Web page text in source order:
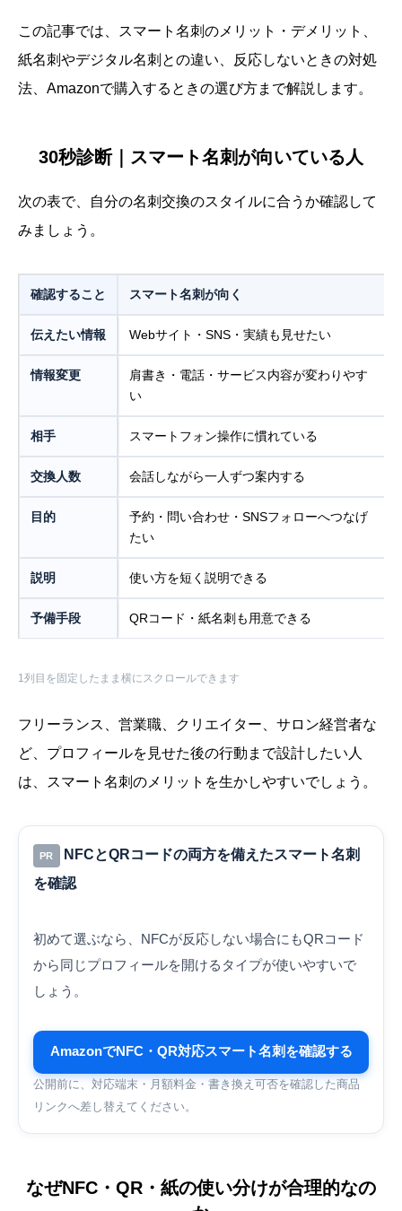
この記事では、スマート名刺のメリット・デメリット、
紙名刺やデジタル名刺との違い、反応しないときの対処
法、Amazonで購入するときの選び方まで解説します。
30秒診断｜スマート名刺が向いている人
次の表で、自分の名刺交換のスタイルに合うか確認して
みましょう。
確認すること スマート名刺が向く
伝えたい情報 Webサイト・SNS・実績も見せたい
情報変更
肩書き・電話・サービス内容が変わりやす
い
相手 スマートフォン操作に慣れている
交換人数 会話しながら一人ずつ案内する
目的
予約・問い合わせ・SNSフォローへつなげ
たい
説明 使い方を短く説明できる
予備手段 QRコード・紙名刺も用意できる
1列目を固定したまま横にスクロールできます
フリーランス、営業職、クリエイター、サロン経営者な
ど、プロフィールを見せた後の行動まで設計したい人
は、スマート名刺のメリットを生かしやすいでしょう。
PR
NFCとQRコードの両方を備えたスマート名刺
を確認
初めて選ぶなら、NFCが反応しない場合にもQRコード
から同じプロフィールを開けるタイプが使いやすいで
しょう。
AmazonでNFC・QR対応スマート名刺を確認する
公開前に、対応端末・月額料金・書き換え可否を確認した商品
リンクへ差し替えてください。
なぜNFC・QR・紙の使い分けが合理的なの